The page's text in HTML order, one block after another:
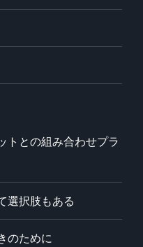
トとの組み合わせプラ
選択肢もある
のために